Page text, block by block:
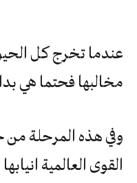
عندما تخرج كل
مخالبها فحتما هي
وفي هذه المرحلة من
القوى العالمية